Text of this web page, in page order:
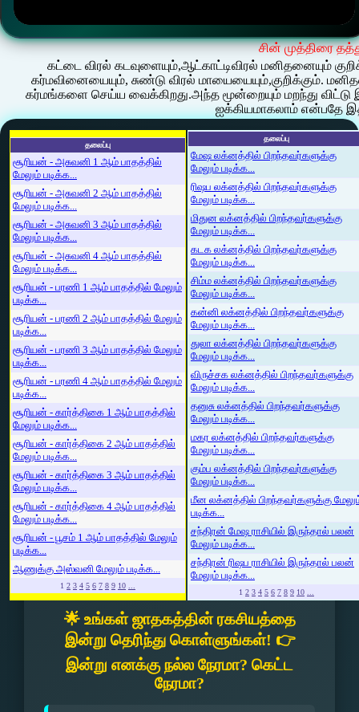
சின் முத்திரை
கட்டை விரல் கடவுளையும்,ஆட்காட்டிவிரல் மனிதனையும்
கர்மவினையையும், சுண்டு விரல் மாயையையும்,குறிக்கும்.
கர்மங்களை செய்ய வைக்கிறது.அந்த மூன்றையும் மறந்து
ஐக்கியமாகலாம் என்பதே
தலைப்பு
சூரியன் - அசுவனி 1 ஆம் பாதத்தில்
மேலும் படிக்க...
சூரியன் - அசுவனி 2 ஆம் பாதத்தில்
மேலும் படிக்க...
சூரியன் - அசுவனி 3 ஆம் பாதத்தில்
மேலும் படிக்க...
சூரியன் - அசுவனி 4 ஆம் பாதத்தில்
மேலும் படிக்க...
சூரியன் - பரணி 1 ஆம் பாதத்தில் மேலும்
படிக்க...
சூரியன் - பரணி 2 ஆம் பாதத்தில் மேலும்
படிக்க...
சூரியன் - பரணி 3 ஆம் பாதத்தில் மேலும்
படிக்க...
சூரியன் - பரணி 4 ஆம் பாதத்தில் மேலும்
படிக்க...
சூரியன் - கார்த்திகை 1 ஆம் பாதத்தில்
மேலும் படிக்க...
சூரியன் - கார்த்திகை 2 ஆம் பாதத்தில்
மேலும் படிக்க...
சூரியன் - கார்த்திகை 3 ஆம் பாதத்தில்
மேலும் படிக்க...
சூரியன் - கார்த்திகை 4 ஆம் பாதத்தில்
மேலும் படிக்க...
சூரியன் - பூசம் 1 ஆம் பாதத்தில் மேலும்
படிக்க...
ஆணுக்கு அஸ்வனி மேலும் படிக்க...
1 2 3 4 5 6 7 8 9 10 ...
தலைப்பு
மேஷ லக்னத்தில் பிறந்தவர்களுக்கு
மேலும் படிக்க...
ரிஷப லக்னத்தில் பிறந்தவர்களுக்கு
மேலும் படிக்க...
மிதுன லக்னத்தில் பிறந்தவர்களுக்கு
மேலும் படிக்க...
கடக லக்னத்தில் பிறந்தவர்களுக்கு
மேலும் படிக்க...
சிம்ம லக்னத்தில் பிறந்தவர்களுக்கு
மேலும் படிக்க...
கன்னி லக்னத்தில் பிறந்தவர்களுக்கு
மேலும் படிக்க...
துலா லக்னத்தில் பிறந்தவர்களுக்கு
மேலும் படிக்க...
விருச்சக லக்னத்தில் பிறந்தவர்களுக்கு
மேலும் படிக்க...
தனுசு லக்னத்தில் பிறந்தவர்களுக்கு
மேலும் படிக்க...
மகர லக்னத்தில் பிறந்தவர்களுக்கு
மேலும் படிக்க...
கும்ப லக்னத்தில் பிறந்தவர்களுக்கு
மேலும் படிக்க...
மீன லக்னத்தில் பிறந்தவர்களுக்கு
படிக்க...
சந்திரன் மேஷ ராசியில் இருந்தால் பலன்
மேலும் படிக்க...
சந்திரன் ரிஷப ராசியில் இருந்தால் பலன்
மேலும் படிக்க...
1 2 3 4 5 6 7 8 9 10 ...
🌟 உங்கள் ஜாதகத்தின் ரகசியத்தை
இன்று தெரிந்து கொள்ளுங்கள்! 👉
இன்று எனக்கு நல்ல நேரமா? கெட்ட
நேரமா?